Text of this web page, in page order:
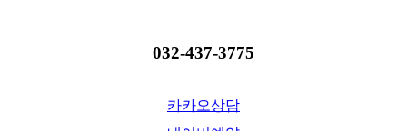
032-437-3775
카카오상담